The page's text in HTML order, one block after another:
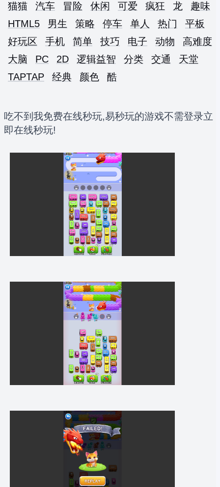
猫猫
汽车 冒险 休闲 可爱 疯狂 龙
趣味
HTML5
男生 策略 停车 单人 热门
平板
好玩区
手机 简单 技巧 电子 动物
高难度
大脑
PC 2D 逻辑益智 分类 交通
天堂
TAPTAP
经典 颜色 酷
吃不到我免费在线秒玩,易秒玩的游戏不需登录立
即在线秒玩!